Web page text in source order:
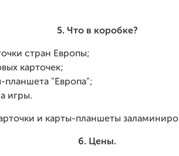
5. Что в коробке?
стран Европы;
карточек;
планшета "Европа";
игры.
и карты-планшеты
6. Цены.